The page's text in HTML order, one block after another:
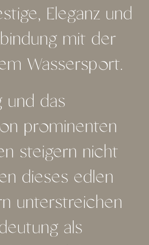
Eleganz und
mit der
Wassersport.
und das
prominenten
steigern nicht
dieses edlen
unterstreichen
als